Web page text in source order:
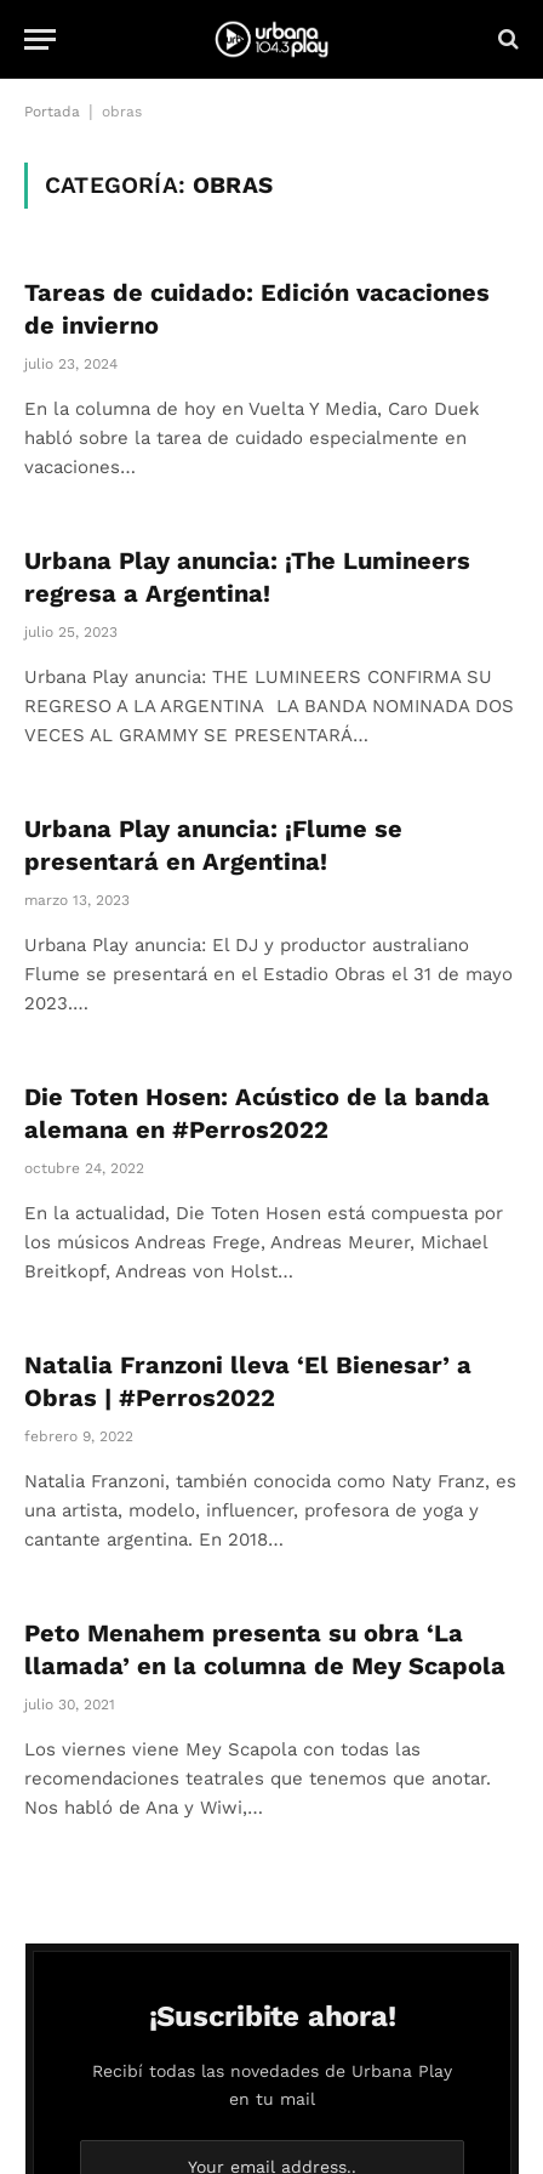
Portada obras
CATEGORÍA:OBRAS
Tareas de cuidado: Edición vacaciones
de invierno
julio 23, 2024
En la columna de hoy en Vuelta Y Media, Caro Duek
habló sobre la tarea de cuidado especialmente en
vacaciones…
Urbana Play anuncia: ¡The Lumineers
regresa a Argentina!
julio 25, 2023
Urbana Play anuncia: THE LUMINEERS CONFIRMA SU
REGRESO A LA ARGENTINA LA BANDA NOMINADA DOS
VECES AL GRAMMY SE PRESENTARÁ…
Urbana Play anuncia: ¡Flume se
presentará en Argentina!
marzo 13, 2023
Urbana Play anuncia: El DJ y productor australiano
Flume se presentará en el Estadio Obras el 31 de mayo
2023.…
Die Toten Hosen: Acústico de la banda
alemana en #Perros2022
octubre 24, 2022
En la actualidad, Die Toten Hosen está compuesta por
los músicos Andreas Frege, Andreas Meurer, Michael
Breitkopf, Andreas von Holst…
Natalia Franzoni lleva ‘El Bienesar’ a
Obras | #Perros2022
febrero 9, 2022
Natalia Franzoni, también conocida como Naty Franz, es
una artista, modelo, influencer, profesora de yoga y
cantante argentina. En 2018…
Peto Menahem presenta su obra ‘La
llamada’ en la columna de Mey Scapola
julio 30, 2021
Los viernes viene Mey Scapola con todas las
recomendaciones teatrales que tenemos que anotar.
Nos habló de Ana y Wiwi,…
¡Suscribite ahora!
Recibí todas las novedades de Urbana Play
en tu mail